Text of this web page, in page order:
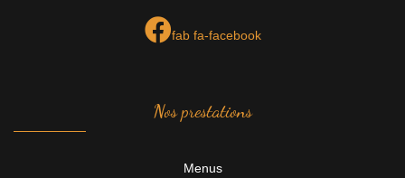
fab fa-facebook
Nos prestations
Menus